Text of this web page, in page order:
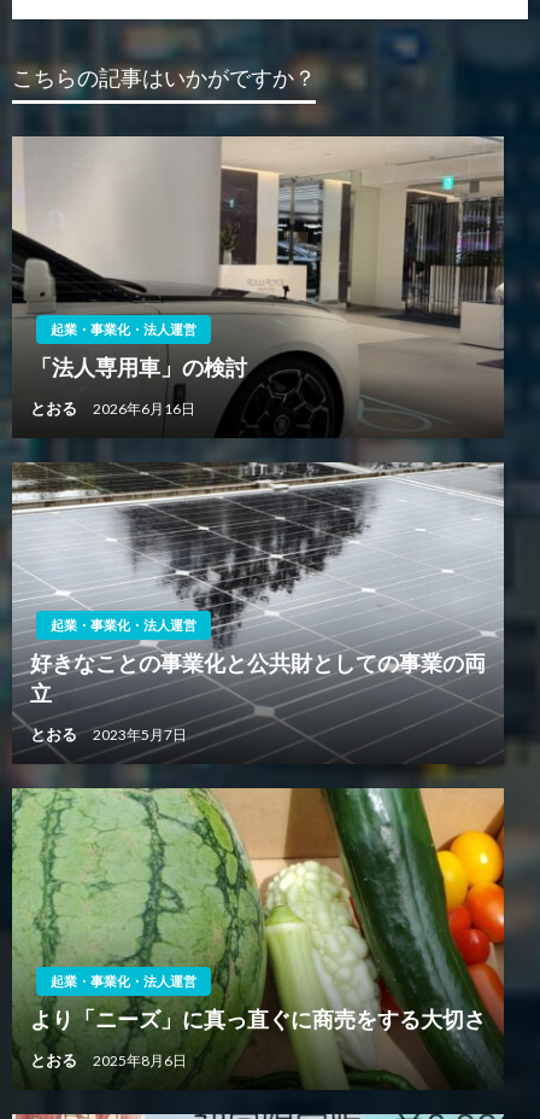
ー
シ
ョ
投
こちらの記事はいかがですか？
起業・事業化・法人運営
「法人専用車」の検討
とおる 2026年6月16日
起業・事業化・法人運営
好きなことの事業化と公共財としての事業の両
立
とおる 2023年5月7日
起業・事業化・法人運営
より「ニーズ」に真っ直ぐに商売をする大切さ
とおる 2025年8月6日